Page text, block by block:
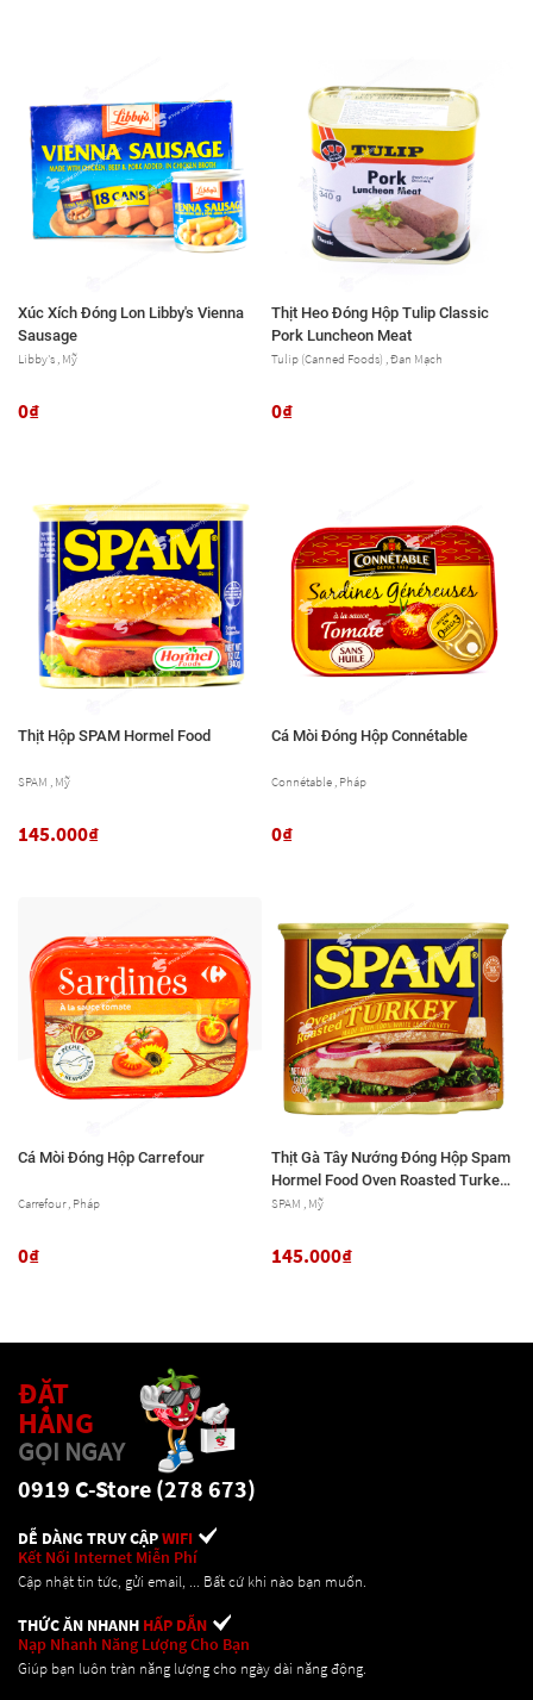
Xúc Xích Đóng Lon Libby's Vienna
Sausage
Libby's , Mỹ
0₫
Thịt Heo Đóng Hộp Tulip Classic
Pork Luncheon Meat
Tulip (Canned Foods) , Đan Mạch
0₫
Thịt Hộp SPAM Hormel Food
SPAM , Mỹ
145.000₫
Cá Mòi Đóng Hộp Connétable
Connétable , Pháp
0₫
Cá Mòi Đóng Hộp Carrefour
Carrefour , Pháp
0₫
Thịt Gà Tây Nướng Đóng Hộp Spam
Hormel Food Oven Roasted Turkey,
Hộp 340g (12 Oz.)
SPAM , Mỹ
145.000₫
ĐẶT
HÀNG
GỌI NGAY
0919 C-Store (278 673)
DỄ DÀNG TRUY CẬPWIFI
Kết Nối Internet Miễn Phí
Cập nhật tin tức, gửi email, ... Bất cứ khi nào bạn muốn.
THỨC ĂN NHANH HẤP DẪN
Nạp Nhanh Năng Lượng Cho Bạn
Giúp bạn luôn tràn năng lượng cho ngày dài năng động.